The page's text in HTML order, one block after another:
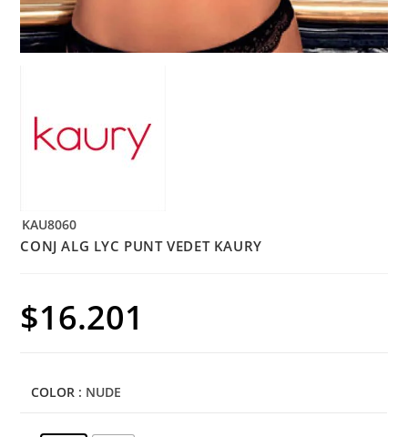
KAU8060
CONJ ALG LYC PUNT VEDET KAURY
$16.201
COLOR : NUDE